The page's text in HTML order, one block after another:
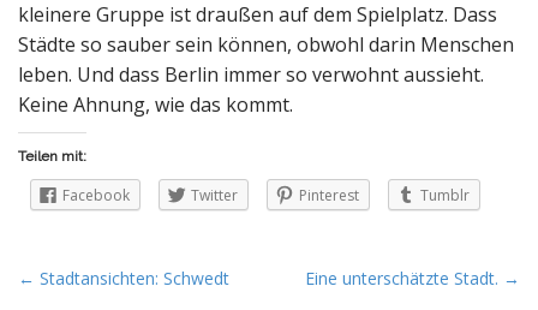
kleinere Gruppe ist draußen auf dem Spielplatz. Dass
Städte so sauber sein können, obwohl darin Menschen
leben. Und dass Berlin immer so verwohnt aussieht.
Keine Ahnung, wie das kommt.
Teilen mit:
Facebook Twitter Pinterest Tumblr
P
← Stadtansichten: Schwedt Eine unterschätzte Stadt. →